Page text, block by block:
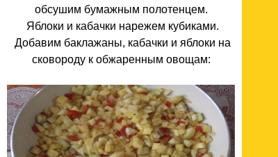
обсушим бумажным полотенцем.
Яблоки и кабачки нарежем кубиками.
Добавим баклажаны, кабачки и яблоки на
сковороду к обжаренным овощам: